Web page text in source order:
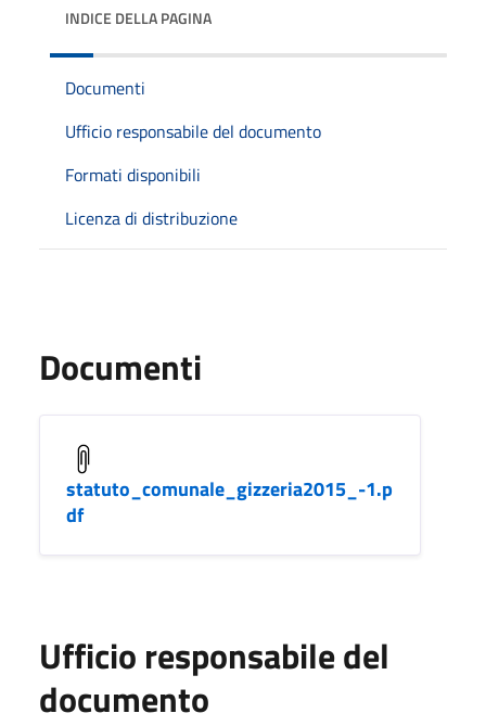
INDICE DELLA PAGINA
Documenti
Ufficio responsabile del documento
Formati disponibili
Licenza di distribuzione
Documenti
statuto_comunale_gizzeria2015_-1.p
df
Ufficio responsabile del
documento